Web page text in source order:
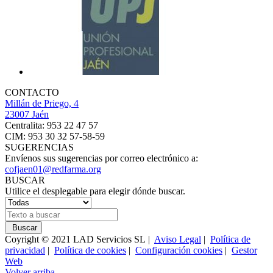
CONTACTO
Millán de Priego, 4
23007 Jaén
Centralita: 953 22 47 57
CIM: 953 30 32 57-58-59
SUGERENCIAS
Envíenos sus sugerencias por correo electrónico a:
cofjaen01@redfarma.org
BUSCAR
Utilice el desplegable para elegir dónde buscar.
Buscar
Coyright © 2021 LAD Servicios SL | Aviso Legal | Política de
privacidad | Política de cookies | Configuración cookies | Gestor
Web